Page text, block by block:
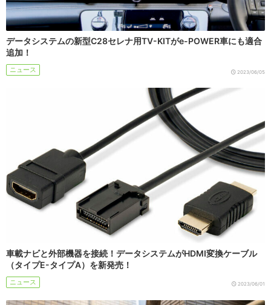
データシステムの新型C28セレナ用TV-KITがe-POWER車にも適合
追加！
ニュース 2023/06/05
車載ナビと外部機器を接続！データシステムがHDMI変換ケーブル
（タイプE-タイプA）を新発売！
ニュース 2023/06/01